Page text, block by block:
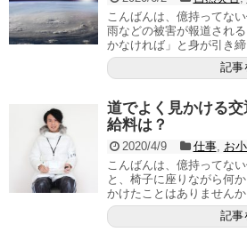
こんばんは、億持ってな
雨などの被害が報道され
かなければ」と身が引き
記事
道でよく見かける
給料は？
2020/4/9 仕事, お
こんばんは、億持ってな
と、椅子に座りながら何
かけたことはありません
記事